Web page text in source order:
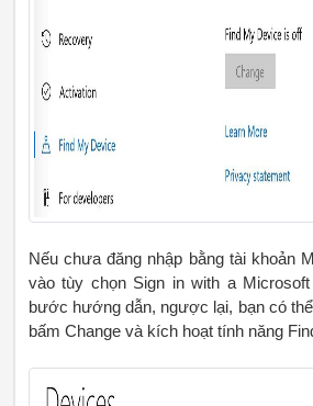
Nếu chưa đăng nhập bằng tài khoản
vào tùy chọn Sign in with a
bước hướng dẫn, ngược lại, bạn có
bấm Change và kích hoạt tính năng